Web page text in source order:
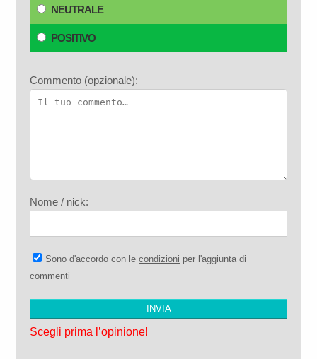
NEUTRALE
POSITIVO
Commento (opzionale):
Nome / nick:
Sono d'accordo con lecondizioni per l'aggiunta di
commenti
Scegli prima l’opinione!